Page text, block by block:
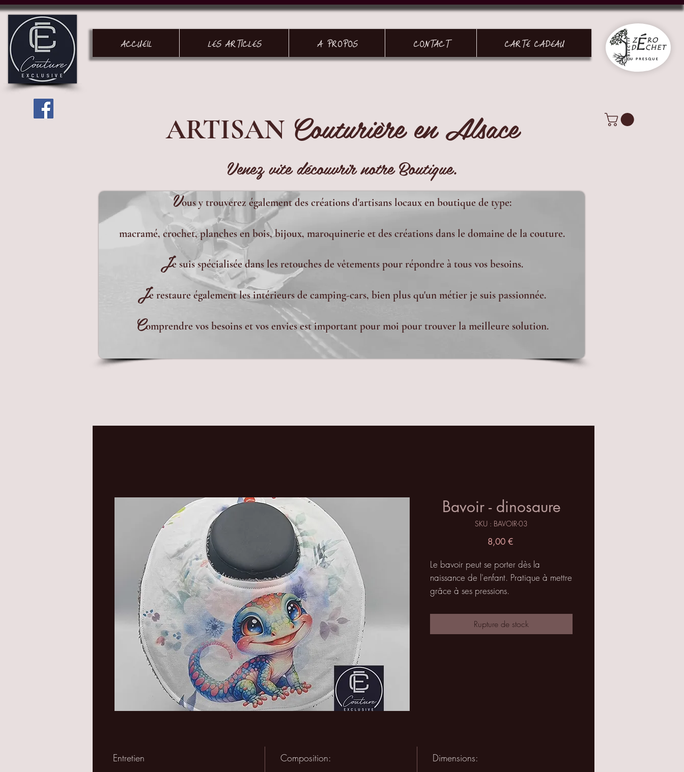
ACCUEIL LES ARTICLES A PROPOS CONTACT CARTE CADEAU
ARTISAN Couturière en Alsace
Venez vite découvrir notre Boutique.
Vous y trouverez également des créations d'artisans locaux en boutique de type:
macramé, crochet, planches en bois, bijoux, maroquinerie et des créations dans le domaine de la couture.
Je suis spécialisée dans les retouches de vêtements pour répondre à tous vos besoins.
Je restaure également les intérieurs de camping-cars, bien plus qu'un métier je suis passionnée.
Comprendre vos besoins et vos envies est important pour moi pour trouver la meilleure solution.
Bavoir - dinosaure
SKU : BAVOIR-03
8,00 €Prix
Le bavoir peut se porter dès la
naissance de l'enfant. Pratique à mettre
grâce à ses pressions.
éponge à bouclettes 100% coton pour
l'absorption ou la face à motifs.
Rupture de stock
Entretien Composition: Dimensions: